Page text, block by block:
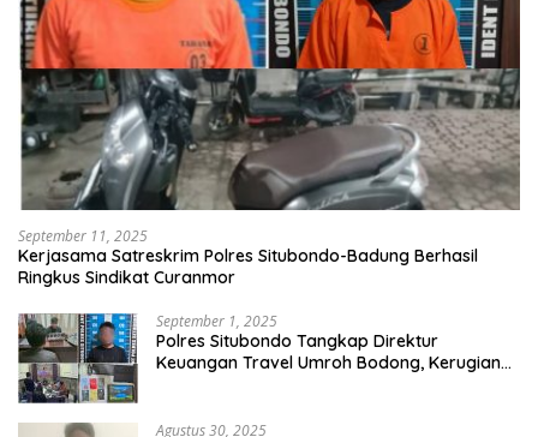
September 11, 2025
Kerjasama Satreskrim Polres Situbondo-Badung Berhasil
Ringkus Sindikat Curanmor
September 1, 2025
Polres Situbondo Tangkap Direktur
Keuangan Travel Umroh Bodong, Kerugian
Agustus 30, 2025